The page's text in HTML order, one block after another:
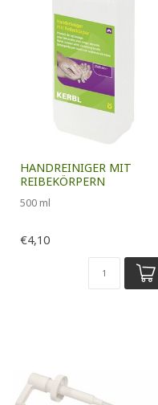
HANDREINIGER MIT
REIBEKÖRPERN
500 ml
€4,10